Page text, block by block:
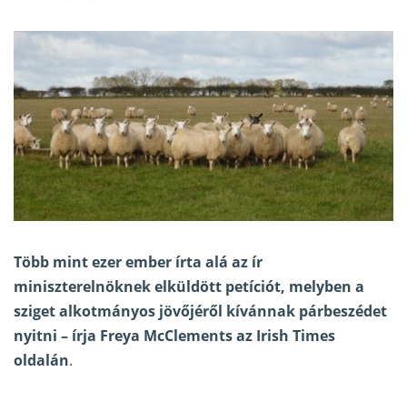
Több mint ezer ember írta alá az ír
miniszterelnöknek elküldött petíciót, melyben a
sziget alkotmányos jövőjéről kívánnak párbeszédet
nyitni – írja Freya McClements az Irish Times
oldalán.